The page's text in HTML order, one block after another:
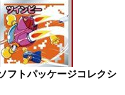
フトパッケージコレクシ